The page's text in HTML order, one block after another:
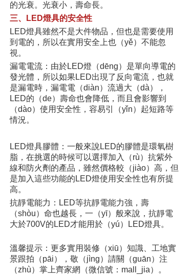
的光衰。光衰小，壽命長。
三、LED燈具的安全性
LED燈具雖然不是大件物品，但也是需要使用
到電的，所以在實用安全上也（yě）不能忽
視。
漏電電流：由於LED燈（dēng）是單向導電的
發光體，所以如果LED出現了反向電流，也就
是漏電時，漏電電（diàn）流過大（dà），
LED的（de）壽命也會降低，而且會影響到
（dào）使用安全性，容易引（yǐn）起短路等
情況。
LED燈具膠體：一般來說LED的膠體是環氧樹
脂，在挑選的時候可以選擇加入（rù）抗紫外
線和防火劑的產品，雖然價格較（jiào）高，但
是加入這些功能的LED燈使用安全性也有所提
高。
抗靜電能力：LED等抗靜電能力強，壽
（shòu）命也越長，一（yī）般來說，抗靜電
大於700V的LED才能用於（yú）LED燈具。
溫馨提示：更多實用裝修（xiū）知識、工地實
景跟拍（pāi），敬（jìng）請關（guān）注
（zhù）掌上齊家網（微信號：mall_jia）。